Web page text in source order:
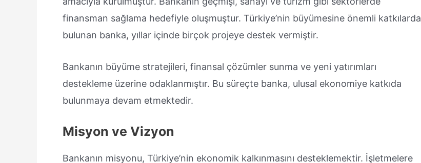
finansman sağlama hedefiyle oluşmuştur. Türkiye’nin büyümesine önemli katkılarda
bulunan banka, yıllar içinde birçok projeye destek vermiştir.
Bankanın büyüme stratejileri, finansal çözümler sunma ve yeni yatırımları
destekleme üzerine odaklanmıştır. Bu süreçte banka, ulusal ekonomiye katkıda
bulunmaya devam etmektedir.
Misyon ve Vizyon
Bankanın misyonu, Türkiye’nin ekonomik kalkınmasını desteklemektir. İşletmelere